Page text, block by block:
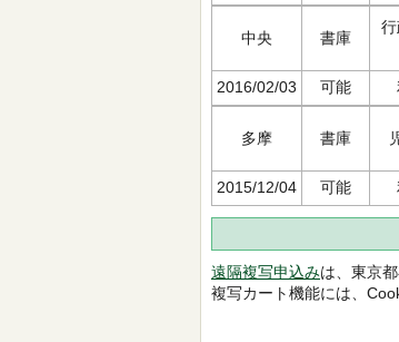
中央 書庫
2016/02/03 可能
多摩 書庫
2015/12/04 可能
遠隔複写申込みは、東京
複写カート機能には、